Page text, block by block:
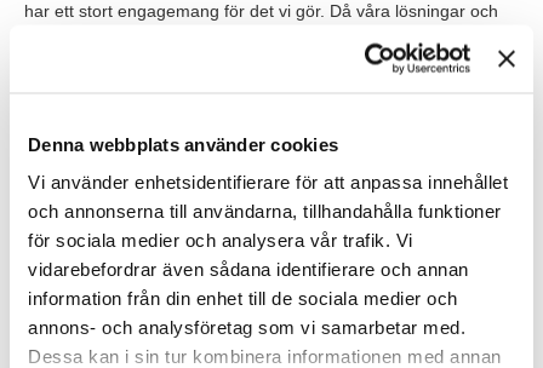
Denna webbplats använder cookies
Vi använder enhetsidentifierare för att anpassa innehållet
och annonserna till användarna, tillhandahålla funktioner
för sociala medier och analysera vår trafik. Vi
vidarebefordrar även sådana identifierare och annan
information från din enhet till de sociala medier och
annons- och analysföretag som vi samarbetar med.
Dessa kan i sin tur kombinera informationen med annan
har ett stort engagemang för det vi gör. Då våra lösningar och
många spännande utmaningar att lösa och detta gör vi i ett högt
Tjänsten är ett vikariat med placering i Sisjön. Rollen innebär
VEM ÄR DU?
Vi söker gärna dig med tidigare erfarenhet av profil-,
arbetsklädes- eller liknande bransch och nu vill vara med och
Vi ser positivt på att du idag arbetar i en liknande roll och att du